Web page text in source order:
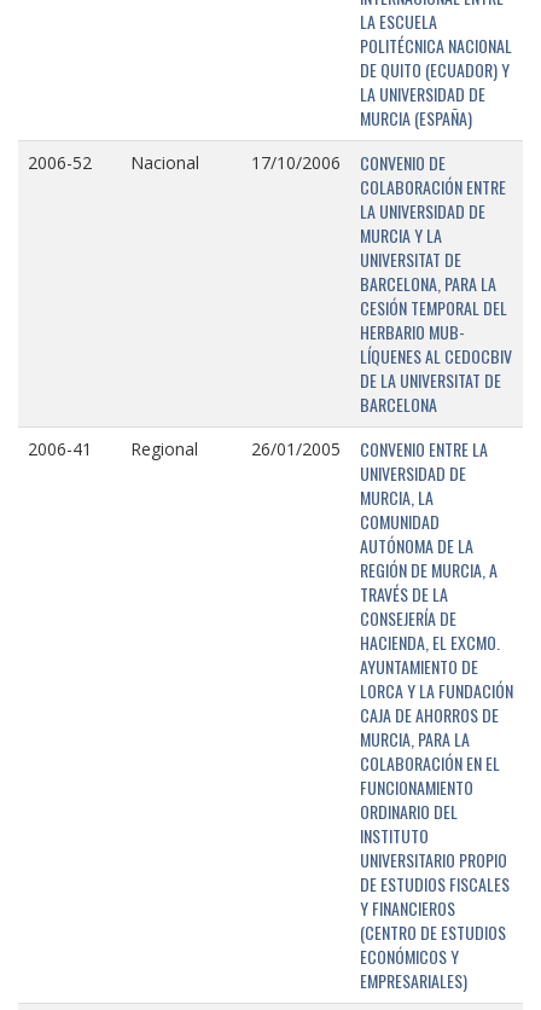
LA ESCUELA
POLITÉCNICA NACIONAL
DE QUITO (ECUADOR) Y
LA UNIVERSIDAD DE
MURCIA (ESPAÑA)
2006-52 Nacional 17/10/2006
CONVENIO DE
COLABORACIÓN ENTRE
LA UNIVERSIDAD DE
MURCIA Y LA
UNIVERSITAT DE
BARCELONA, PARA LA
CESIÓN TEMPORAL DEL
HERBARIO MUB-
LÍQUENES AL CEDOCBIV
DE LA UNIVERSITAT DE
BARCELONA
2006-41 Regional 26/01/2005
CONVENIO ENTRE LA
UNIVERSIDAD DE
MURCIA, LA
COMUNIDAD
AUTÓNOMA DE LA
REGIÓN DE MURCIA, A
TRAVÉS DE LA
CONSEJERÍA DE
HACIENDA, EL EXCMO.
AYUNTAMIENTO DE
LORCA Y LA FUNDACIÓN
CAJA DE AHORROS DE
MURCIA, PARA LA
COLABORACIÓN EN EL
FUNCIONAMIENTO
ORDINARIO DEL
INSTITUTO
UNIVERSITARIO PROPIO
DE ESTUDIOS FISCALES
Y FINANCIEROS
(CENTRO DE ESTUDIOS
ECONÓMICOS Y
EMPRESARIALES)